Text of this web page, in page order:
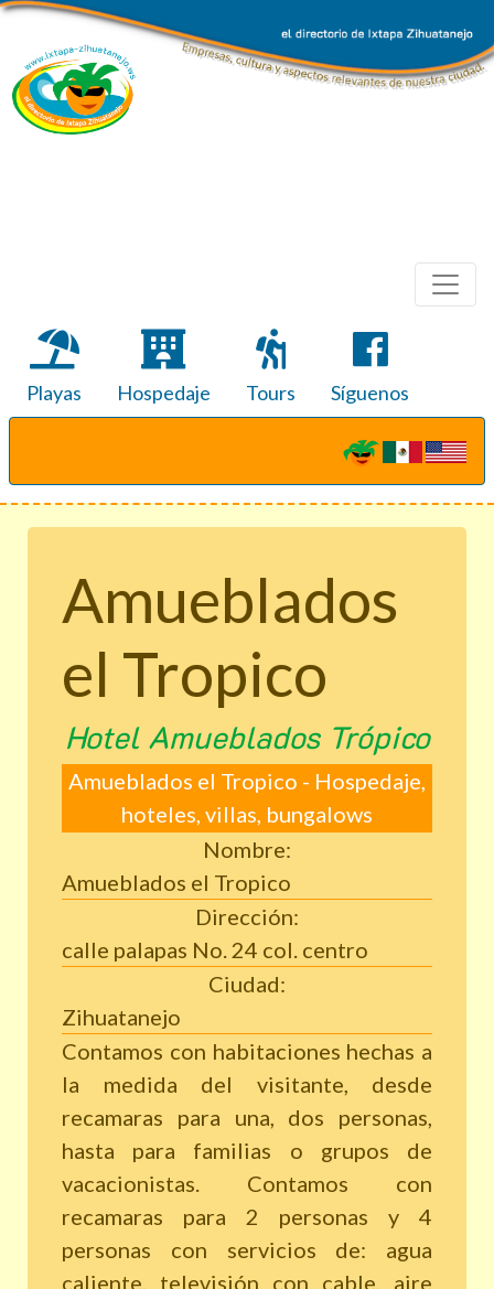
Playas Hospedaje Tours Síguenos
Amueblados
el Tropico
Hotel Amueblados Trópico
Amueblados el Tropico - Hospedaje,
hoteles, villas, bungalows
Nombre:
Amueblados el Tropico
Dirección:
calle palapas No. 24 col. centro
Ciudad:
Zihuatanejo
Contamos con habitaciones hechas a
la medida del visitante, desde
recamaras para una, dos personas,
hasta para familias o grupos de
vacacionistas. Contamos con
recamaras para 2 personas y 4
personas con servicios de: agua
caliente, televisión con cable, aire